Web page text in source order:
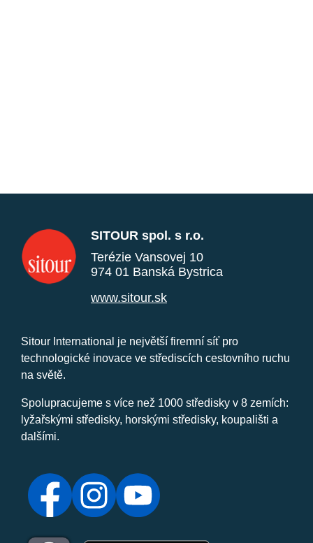
SITOUR spol. s r.o.
Terézie Vansovej 10
974 01 Banská Bystrica
www.sitour.sk
Sitour International je největší firemní síť pro
technologické inovace ve střediscích cestovního ruchu
na světě.
Spolupracujeme s více než 1000 středisky v 8 zemích:
lyžařskými středisky, horskými středisky, koupališti a
dalšími.